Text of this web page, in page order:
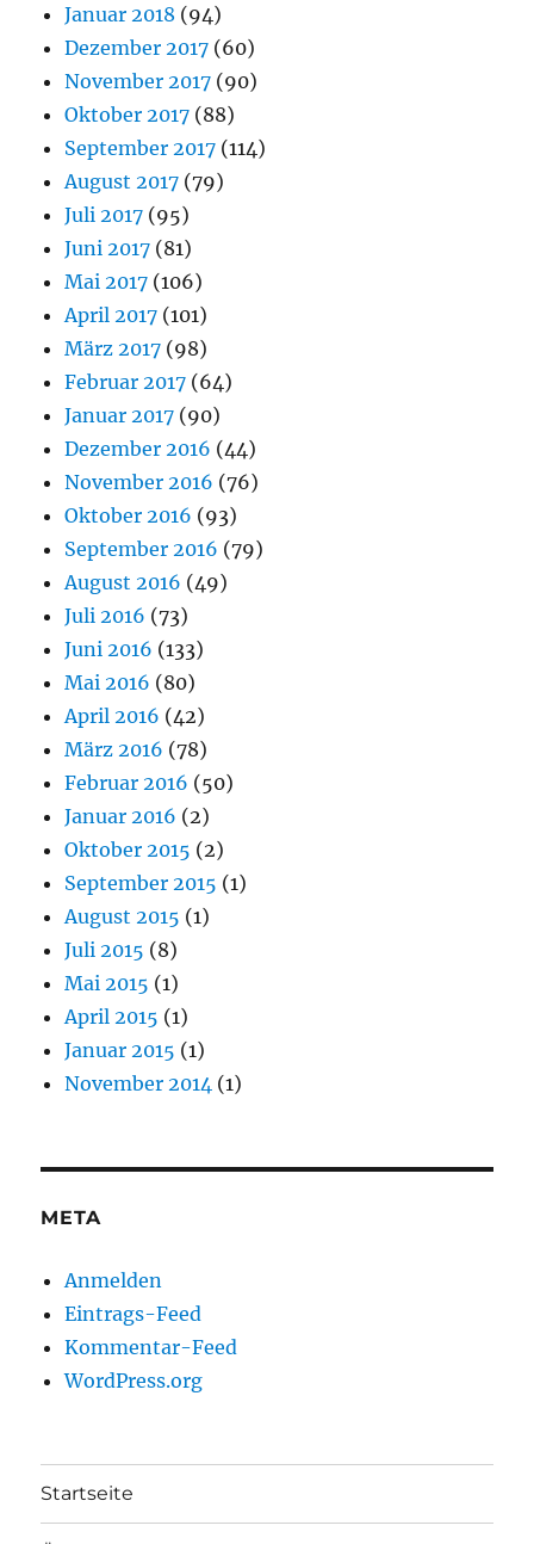
Januar 2018 (94)
Dezember 2017 (60)
November 2017 (90)
Oktober 2017 (88)
September 2017 (114)
August 2017 (79)
Juli 2017 (95)
Juni 2017 (81)
Mai 2017 (106)
April 2017 (101)
März 2017 (98)
Februar 2017 (64)
Januar 2017 (90)
Dezember 2016 (44)
November 2016 (76)
Oktober 2016 (93)
September 2016 (79)
August 2016 (49)
Juli 2016 (73)
Juni 2016 (133)
Mai 2016 (80)
April 2016 (42)
März 2016 (78)
Februar 2016 (50)
Januar 2016 (2)
Oktober 2015 (2)
September 2015 (1)
August 2015 (1)
Juli 2015 (8)
Mai 2015 (1)
April 2015 (1)
Januar 2015 (1)
November 2014 (1)
META
Anmelden
Eintrags-Feed
Kommentar-Feed
WordPress.org
Startseite